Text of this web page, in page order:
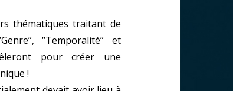
thématiques traitant de
“Temporalité” et
pour créer une
!